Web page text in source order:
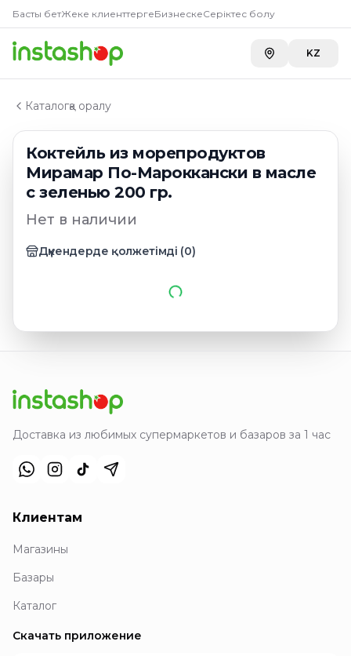
Басты бетЖеке клиенттергеБизнескеСеріктес болу
KZ
Каталогқа оралу
Коктейль из морепродуктов
Мирамар По-Мароккански в масле
с зеленью 200 гр.
Нет в наличии
Дүкендерде қолжетімді (0)
Главная
Каталог
Полуфабрикаты и пресервы
Коктейль из морепродуктов Мирамар По-
Доставка из любимых супермаркетов и базаров за 1 час
Клиентам
Магазины
Базары
Каталог
Скачать приложение